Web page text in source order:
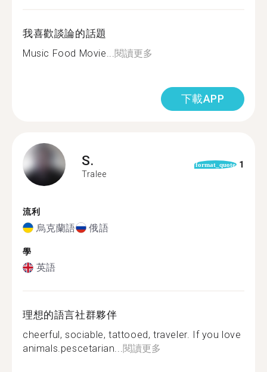
我喜歡談論的話題
Music Food Movie...閱讀更多
下載APP
S.
Tralee
format_quote 1
流利
烏克蘭語 俄語
學
英語
理想的語言社群夥伴
cheerful, sociable, tattooed, traveler. If you love
animals.pescetarian...閱讀更多